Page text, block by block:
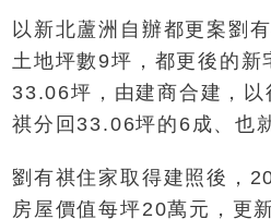
以新北蘆洲自辦都更案劉
土地坪數9坪，都更後的新
33.06坪，由建商合建，
祺分回33.06坪的6成、也
劉有祺住家取得建照後，
房屋價值每坪20萬元，更